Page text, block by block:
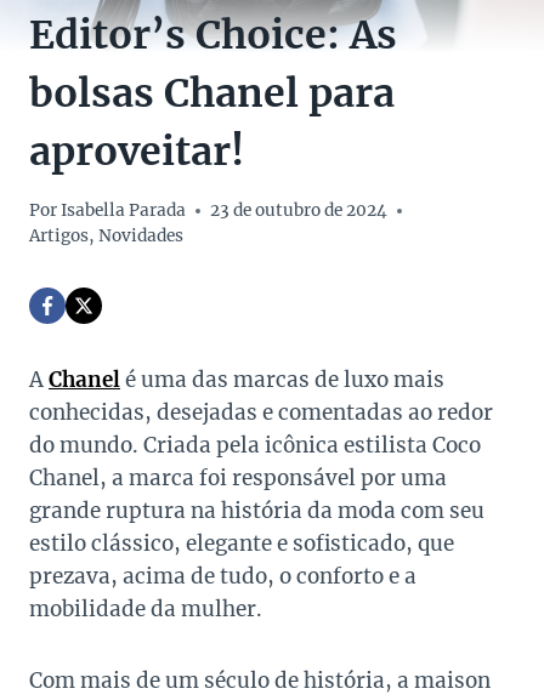
Editor’s Choice: As
bolsas Chanel para
aproveitar!
PorIsabella Parada
23 de outubro de 2024
Artigos, Novidades
AChanelé uma das marcas de luxo mais
conhecidas, desejadas e comentadas ao redor
do mundo. Criada pela icônica estilista Coco
Chanel, a marca foi responsável por uma
grande ruptura na história da moda com seu
estilo clássico, elegante e sofisticado, que
prezava, acima de tudo, o conforto e a
mobilidade da mulher.
Com mais de um século de história, a maison